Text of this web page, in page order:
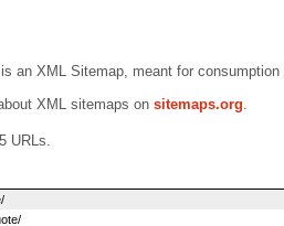
an XML Sitemap, meant for
XML sitemaps on sitemaps.org.
URLs.